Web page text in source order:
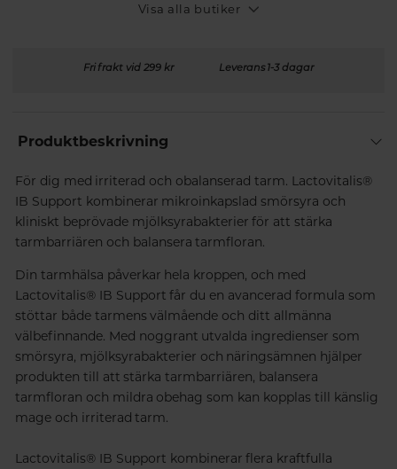
Visa alla butiker
Fri frakt vid 299 kr Leverans 1-3 dagar
Produktbeskrivning
För dig med irriterad och obalanserad tarm. Lactovitalis®
IB Support kombinerar mikroinkapslad smörsyra och
kliniskt beprövade mjölksyrabakterier för att stärka
tarmbarriären och balansera tarmfloran.
Din tarmhälsa påverkar hela kroppen, och med
Lactovitalis® IB Support får du en avancerad formula som
stöttar både tarmens välmående och ditt allmänna
välbefinnande. Med noggrant utvalda ingredienser som
smörsyra, mjölksyrabakterier och näringsämnen hjälper
produkten till att stärka tarmbarriären, balansera
tarmfloran och mildra obehag som kan kopplas till känslig
mage och irriterad tarm.
Lactovitalis® IB Support kombinerar flera kraftfulla